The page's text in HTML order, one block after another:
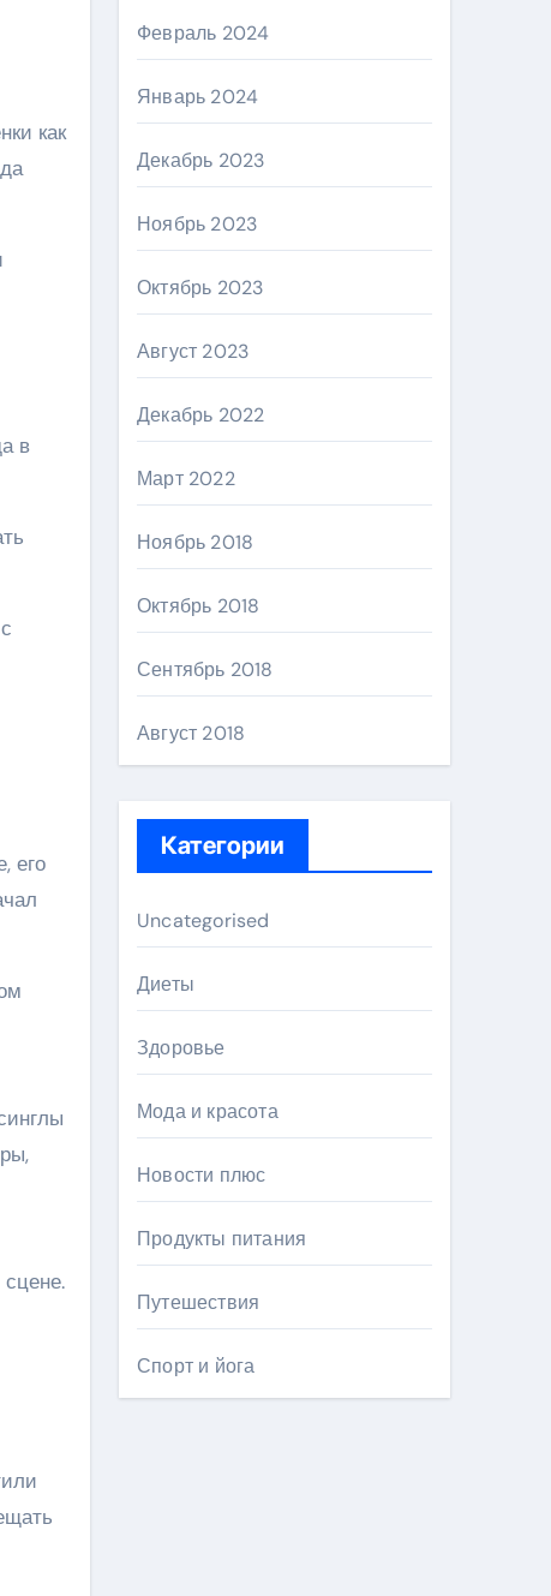
как
в
его
Февраль 2024
Январь 2024
Декабрь 2023
Ноябрь 2023
Октябрь 2023
Август 2023
Декабрь 2022
Март 2022
Ноябрь 2018
Октябрь 2018
Сентябрь 2018
Август 2018
Категории
Uncategorised
Диеты
Здоровье
Мода и красота
Новости плюс
Продукты питания
Путешествия
Спорт и йога